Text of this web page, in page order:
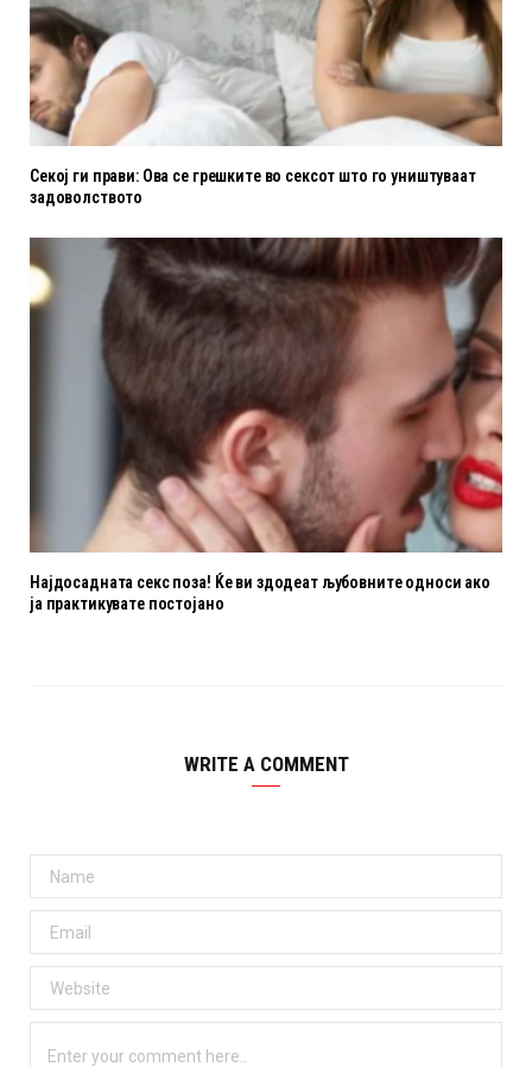
Секој ги прави: Ова се грешките во сексот што го уништуваат
задоволството
Најдосадната секс поза! Ќе ви здодеат љубовните oдноси ако
ја практикувате постојано
WRITE A COMMENT